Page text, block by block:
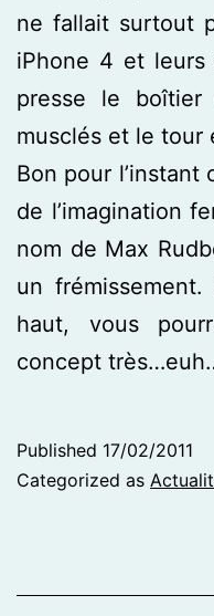
ne fallait surtout
iPhone 4 et leurs
presse le
musclés et le tour
Bon pour
de l’imagination
nom de Max
un
haut, vous
concept
Published 17/02/2011
Categorized as